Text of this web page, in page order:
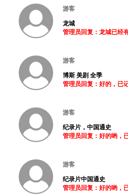
游客
龙城
管理员回复：龙城已经
游客
博斯 美剧 全季
管理员回复：好的，已
游客
纪录片，中国通史
管理员回复：好的哟，
游客
纪录片中国通史
管理员回复：好的哟，